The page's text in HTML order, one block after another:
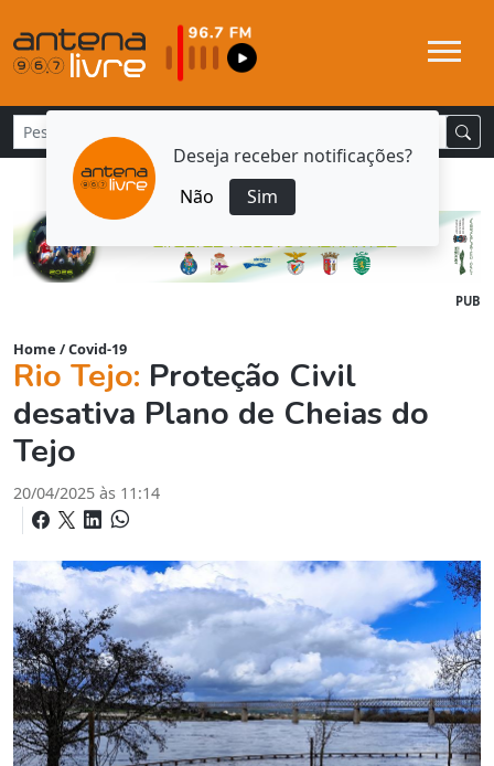
Deseja receber notificações?
Não
Sim
PUB
Home /Covid-19
Rio Tejo: Proteção Civil
desativa Plano de Cheias do
Tejo
20/04/2025 às 11:14